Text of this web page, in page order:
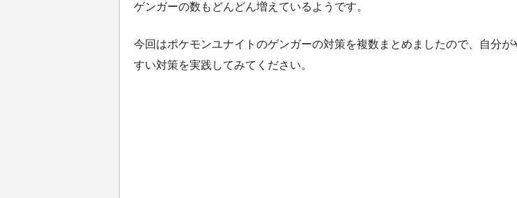
ゲンガーの数もどんどん増えているようです。
今回はポケモンユナイトのゲンガーの対策を複数まとめましたので、自分が
すい対策を実践してみてください。